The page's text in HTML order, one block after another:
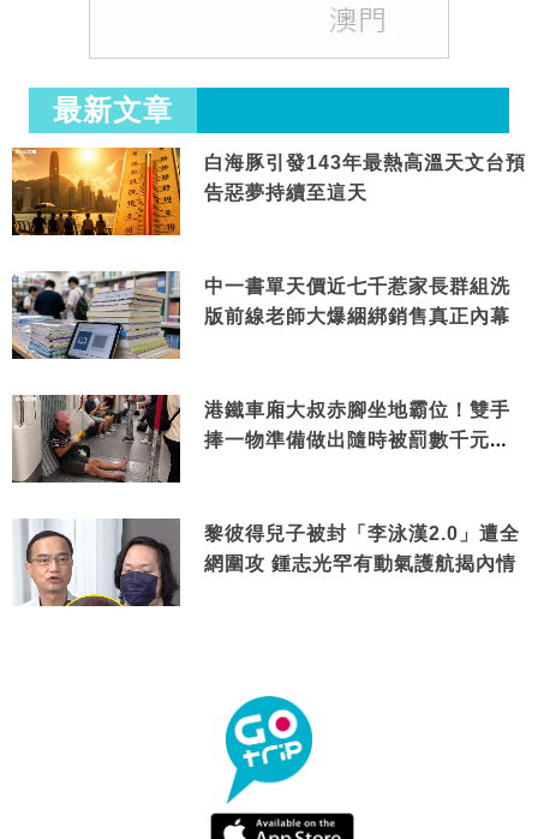
最新文章
白海豚引發143年最熱高溫天文台預
告惡夢持續至這天
中一書單天價近七千惹家長群組洗
版前線老師大爆綑綁銷售真正內幕
港鐵車廂大叔赤腳坐地霸位！雙手
捧一物準備做出隨時被罰數千元舉
黎彼得兒子被封「李泳漢2.0」遭全
網圍攻 鍾志光罕有動氣護航揭內情